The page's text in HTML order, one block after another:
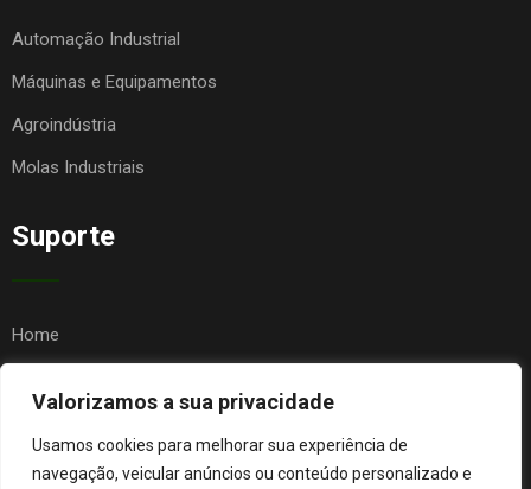
Valorizamos a sua privacidade
Usamos cookies para melhorar sua experiência de
navegação, veicular anúncios ou conteúdo personalizado e
Automação Industrial
Máquinas e Equipamentos
Agroindústria
Molas Industriais
Suporte
Home